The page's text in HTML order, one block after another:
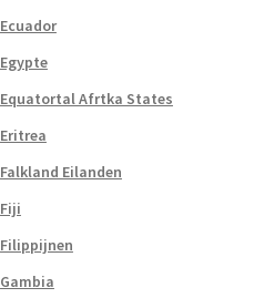
Ecuador
Egypte
Equatortal Afrtka States
Eritrea
Falkland Eilanden
Fiji
Filippijnen
Gambia